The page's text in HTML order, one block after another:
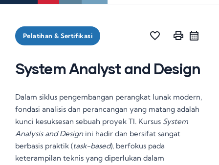
Pelatihan & Sertifikasi favorite_border print
System Analyst and Design
Dalam siklus pengembangan perangkat lunak modern,
fondasi analisis dan perancangan yang matang adalah
kunci kesuksesan sebuah proyek TI. Kursus System
Analysis and Designini hadir dan bersifat sangat
berbasis praktik (task-based), berfokus pada
keterampilan teknis yang diperlukan dalam